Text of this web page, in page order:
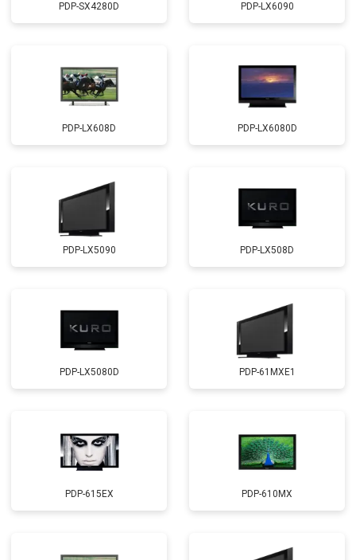
PDP-SX4280D PDP-LX6090
PDP-LX608D PDP-LX6080D
PDP-LX5090 PDP-LX508D
PDP-LX5080D PDP-61MXE1
PDP-615EX PDP-610MX